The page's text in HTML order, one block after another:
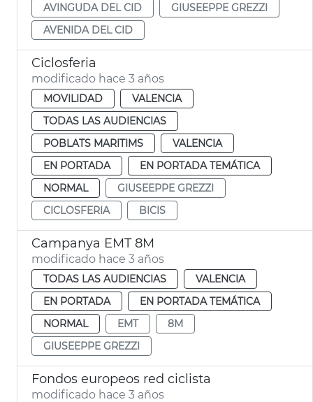
AVINGUDA DEL CID
GIUSEEPPE GREZZI
AVENIDA DEL CID
Ciclosferia
modificado hace 3 años
MOVILIDAD
VALENCIA
TODAS LAS AUDIENCIAS
POBLATS MARITIMS
VALENCIA
EN PORTADA
EN PORTADA TEMÁTICA
NORMAL
GIUSEEPPE GREZZI
CICLOSFERIA
BICIS
Campanya EMT 8M
modificado hace 3 años
TODAS LAS AUDIENCIAS
VALENCIA
EN PORTADA
EN PORTADA TEMÁTICA
NORMAL
EMT
8M
GIUSEEPPE GREZZI
Fondos europeos red ciclista
modificado hace 3 años